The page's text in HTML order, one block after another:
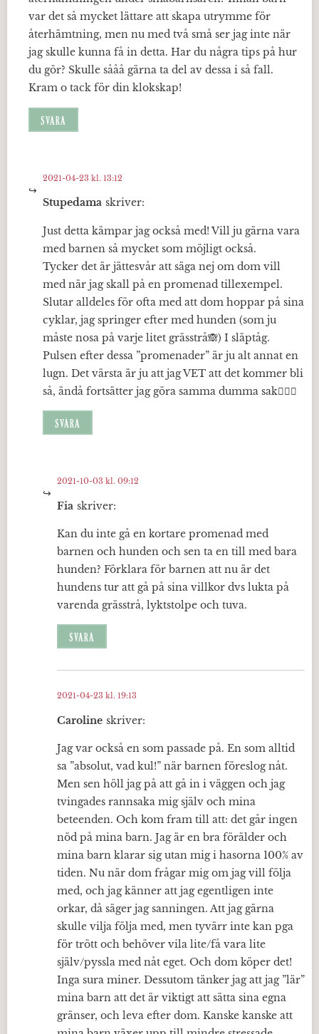
var det så mycket lättare att skapa utrymme för
återhämtning, men nu med två små ser jag inte när
jag skulle kunna få in detta. Har du några tips på hur
du gör? Skulle sååå gärna ta del av dessa i så fall.
Kram o tack för din klokskap!
SVARA
Stupedama skriver:
2021-04-23 kl. 13:12
Just detta kämpar jag också med! Vill ju gärna vara
med barnen så mycket som möjligt också.
Tycker det är jättesvår att säga nej om dom vill
med när jag skall på en promenad tillexempel.
Slutar alldeles för ofta med att dom hoppar på sina
cyklar, jag springer efter med hunden (som ju
måste nosa på varje litet grässtrå🙈) I släptåg.
Pulsen efter dessa ”promenader” är ju alt annat en
lugn. Det värsta är ju att jag VET att det kommer bli
så, ändå fortsätter jag göra samma dumma sak🤷🏽‍♀️
SVARA
Fia skriver:
2021-10-03 kl. 09:12
Kan du inte gå en kortare promenad med
barnen och hunden och sen ta en till med bara
hunden? Förklara för barnen att nu är det
hundens tur att gå på sina villkor dvs lukta på
varenda grässtrå, lyktstolpe och tuva.
SVARA
Caroline skriver:
2021-04-23 kl. 19:13
Jag var också en som passade på. En som alltid
sa ”absolut, vad kul!” när barnen föreslog nåt.
Men sen höll jag på att gå in i väggen och jag
tvingades rannsaka mig själv och mina
beteenden. Och kom fram till att: det går ingen
nöd på mina barn. Jag är en bra förälder och
mina barn klarar sig utan mig i hasorna 100% av
tiden. Nu när dom frågar mig om jag vill följa
med, och jag känner att jag egentligen inte
orkar, då säger jag sanningen. Att jag gärna
skulle vilja följa med, men tyvärr inte kan pga
för trött och behöver vila lite/få vara lite
själv/pyssla med nåt eget. Och dom köper det!
Inga sura miner. Dessutom tänker jag att jag ”lär”
mina barn att det är viktigt att sätta sina egna
gränser, och leva efter dom. Kanske kanske att